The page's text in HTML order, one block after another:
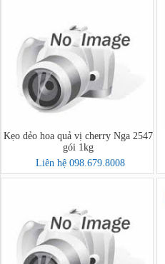
Kẹo dẻo hoa quả vị cherry Nga 2547
gói 1kg
Liên hệ 098.679.8008